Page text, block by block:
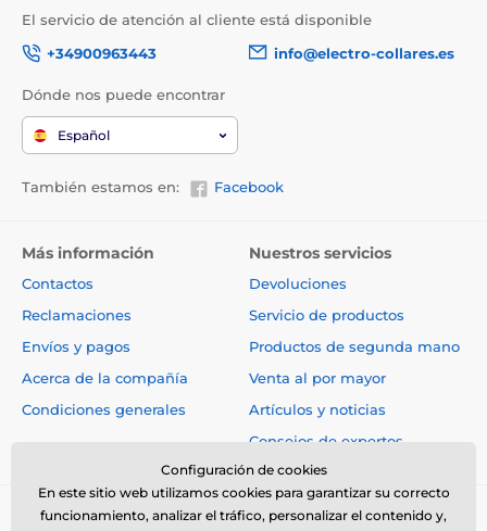
El servicio de atención al cliente está disponible
+34900963443
info@electro-collares.es
Dónde nos puede encontrar
Español
También estamos en: Facebook
Más información
Contactos
Reclamaciones
Envíos y pagos
Acerca de la compañía
Condiciones generales
Nuestros servicios
Devoluciones
Servicio de productos
Productos de segunda mano
Venta al por mayor
Artículos y noticias
Consejos de expertos
Configuración de cookies
En este sitio web utilizamos cookies para garantizar su correcto
funcionamiento, analizar el tráfico, personalizar el contenido y,